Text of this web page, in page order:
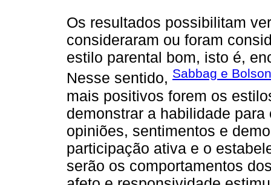
Os resultados possibilitam
consideraram ou foram
estilo parental bom, isto é,
Nesse sentido, Sabbag e
mais positivos forem os
demonstrar a habilidade
opiniões, sentimentos e
participação ativa e o
serão os comportamentos